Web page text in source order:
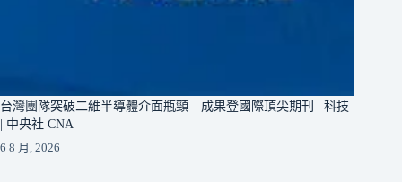
台灣團隊突破二維半導體介面瓶頸 成果登國際頂尖期刊 | 科技
| 中央社 CNA
6 8 月, 2026